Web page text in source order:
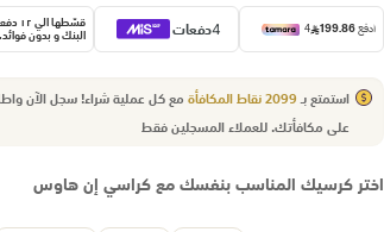
قسّطها
البنك و بدون فوائد.
استمتع بـ2099نقاط المكافأةمع كل عملية شراء! سجل الآن
على مكافأتك.للعملاءالمسجلين فقط
اختر كرسيك المناسب بنفسك مع كراسي إن هاوس